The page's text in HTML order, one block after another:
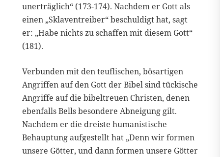
unerträglich“ (173-174). Nachdem er Gott als
einen „Sklaventreiber“ beschuldigt hat, sagt
er: „Habe nichts zu schaffen mit diesem Gott“
(181).
Verbunden mit den teuflischen, bösartigen
Angriffen auf den Gott der Bibel sind tückische
Angriffe auf die bibeltreuen Christen, denen
ebenfalls Bells besondere Abneigung gilt.
Nachdem er die dreiste humanistische
Behauptung aufgestellt hat „Denn wir formen
unsere Götter, und dann formen unsere Götter